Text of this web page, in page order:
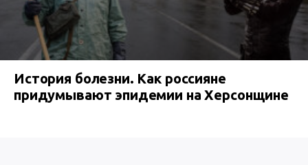
История болезни. Как россияне
придумывают эпидемии на Херсонщине